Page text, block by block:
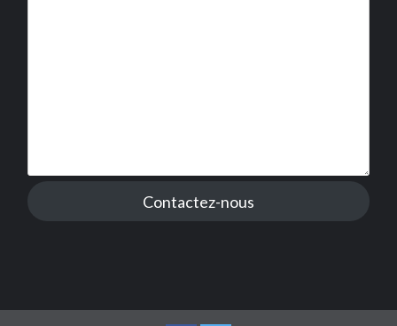
Contactez-nous